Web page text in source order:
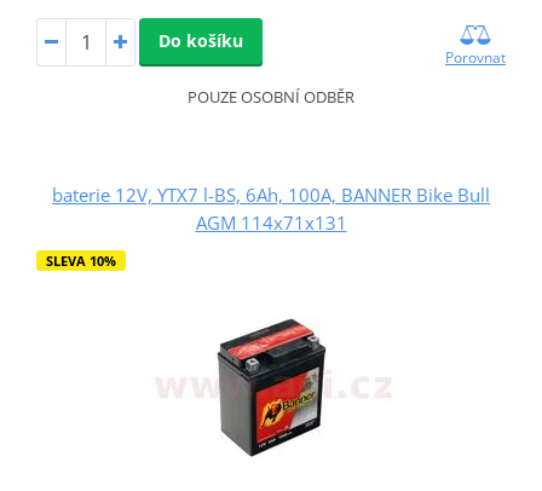
Do košíku
Porovnat
POUZE OSOBNÍ ODBĚR
baterie 12V, YTX7 l-BS, 6Ah, 100A, BANNER Bike Bull
AGM 114x71x131
SLEVA 10%